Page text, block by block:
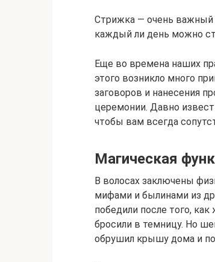
Стрижка — очень важный
каждый ли день можно
Еще во времена наших
этого возникло много
заговоров и нанесения
церемонии. Давно
чтобы вам всегда
Магическая
В волосах заключены
мифами и былинами из
победили после того,
бросили в темницу. Но
обрушил крышу дома и